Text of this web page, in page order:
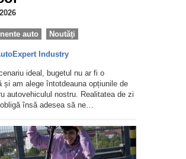
auto Noutăţi
Industry
ideal, bugetul nu ar fi o
și am alege întotdeauna opțiunile de
autovehiculul nostru. Realitatea de zi
însă adesea să ne…